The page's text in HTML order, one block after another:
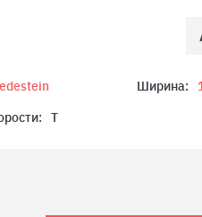
Ширина:
T